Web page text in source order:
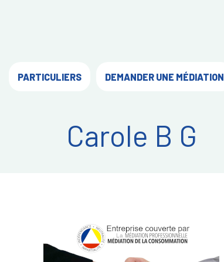
PARTICULIERS DEMANDER UNE MÉDIATION
Carole B G